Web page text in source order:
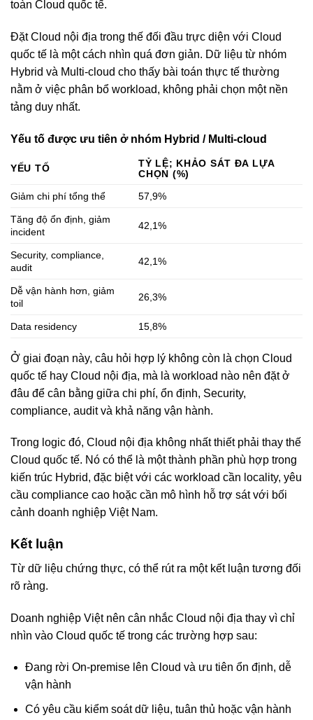
toàn Cloud quốc tế.
Đặt Cloud nội địa trong thế đối đầu trực diện với Cloud
quốc tế là một cách nhìn quá đơn giản. Dữ liệu từ nhóm
Hybrid và Multi-cloud cho thấy bài toán thực tế thường
nằm ở việc phân bổ workload, không phải chọn một nền
tảng duy nhất.
Yếu tố được ưu tiên ở nhóm Hybrid / Multi-cloud
YẾU TỐ
TỶ LỆ; KHẢO SÁT ĐA LỰA
CHỌN (%)
Giảm chi phí tổng thể
57,9%
Tăng độ ổn định, giảm
incident
42,1%
Security, compliance,
audit
42,1%
Dễ vận hành hơn, giảm
toil
26,3%
Data residency 15,8%
Ở giai đoạn này, câu hỏi hợp lý không còn là chọn Cloud
quốc tế hay Cloud nội địa, mà là workload nào nên đặt ở
đâu để cân bằng giữa chi phí, ổn định, Security,
compliance, audit và khả năng vận hành.
Trong logic đó, Cloud nội địa không nhất thiết phải thay thế
Cloud quốc tế. Nó có thể là một thành phần phù hợp trong
kiến trúc Hybrid, đặc biệt với các workload cần locality, yêu
cầu compliance cao hoặc cần mô hình hỗ trợ sát với bối
cảnh doanh nghiệp Việt Nam.
Kết luận
Từ dữ liệu chứng thực, có thể rút ra một kết luận tương đối
rõ ràng.
Doanh nghiệp Việt nên cân nhắc Cloud nội địa thay vì chỉ
nhìn vào Cloud quốc tế trong các trường hợp sau:
Đang rời On-premise lên Cloud và ưu tiên ổn định, dễ
vận hành
Có yêu cầu kiểm soát dữ liệu, tuân thủ hoặc vận hành